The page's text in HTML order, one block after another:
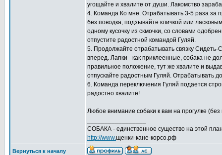
угощайте и хвалите от души. Лакомство
4. Команда Ко мне. Отрабатывать 3-5 раза за
без поводка, подзывайте кличкой или
одному кусочку из скмочки, со словами
отпустите радостной командой Гуляй.
5. Продолжайте отрабатывать связку Сидеть-
вперед. Лапки - как приклеенные, собака не
правильное положение, тут же хвалите и
отпускайте радостным Гуляй. Отрабатывать
6. Команда переключения Гуляй подается
радостно хвалите!
Любое внимание собаки к вам на прогулке
СОБАКА - единственное существо на этой
http://www.щенки-кане-корсо.рф
Вернуться к началу